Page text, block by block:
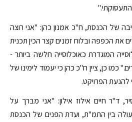
של הכנסת, ח"כ אמנון כהן: "אני רוצה
את הכפפה ובלוח זמנים קצר הכין תכנית
המוגדרת כאוכלוסייה חלשה ביותר -
כמו כן, ציין ח"כ כהן כי יעמוד לימינו של
הפרויקט.
ד"ר חיים אילוז אילון: "אני מברך על
בין התמ"ת, ועדת הפנים של הכנסת